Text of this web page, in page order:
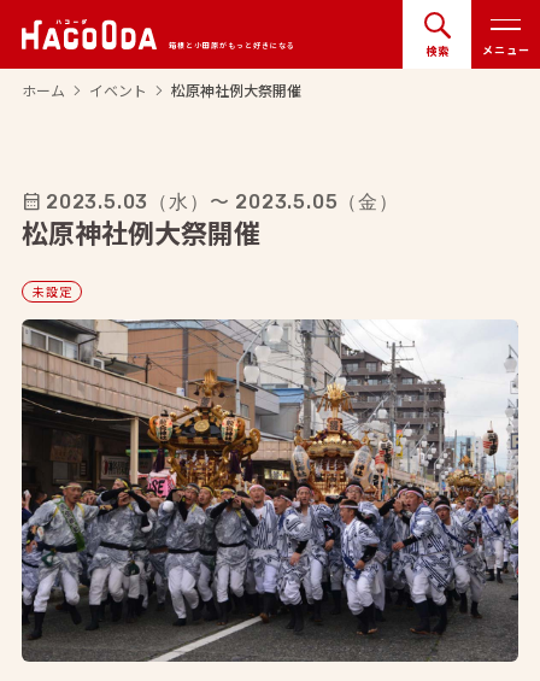
箱根と小田原がもっと好きになる 検索 メニュー
ホーム arrow_forward_ios イベント arrow_forward_ios 松原神社例大祭開催
calendar_month 2023.5.03 （水） 〜 2023.5.05 （金）
松原神社例大祭開催
未設定